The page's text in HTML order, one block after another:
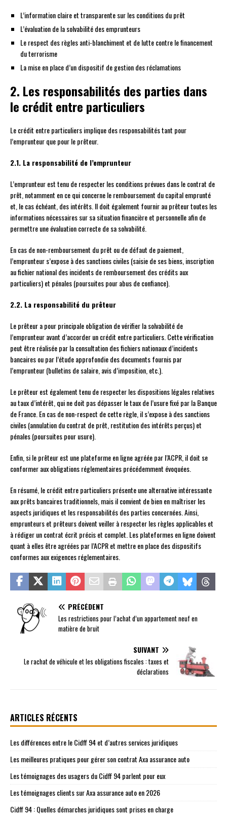
L’information claire et transparente sur les conditions du prêt
L’évaluation de la solvabilité des emprunteurs
Le respect des règles anti-blanchiment et de lutte contre le financement
du terrorisme
La mise en place d’un dispositif de gestion des réclamations
2. Les responsabilités des parties dans
le crédit entre particuliers
Le crédit entre particuliers implique des responsabilités tant pour
l’emprunteur que pour le prêteur.
2.1. La responsabilité de l’emprunteur
L’emprunteur est tenu de respecter les conditions prévues dans le contrat de
prêt, notamment en ce qui concerne le remboursement du capital emprunté
et, le cas échéant, des intérêts. Il doit également fournir au prêteur toutes les
informations nécessaires sur sa situation financière et personnelle afin de
permettre une évaluation correcte de sa solvabilité.
En cas de non-remboursement du prêt ou de défaut de paiement,
l’emprunteur s’expose à des sanctions civiles (saisie de ses biens, inscription
au fichier national des incidents de remboursement des crédits aux
particuliers) et pénales (poursuites pour abus de confiance).
2.2. La responsabilité du prêteur
Le prêteur a pour principale obligation de vérifier la solvabilité de
l’emprunteur avant d’accorder un crédit entre particuliers. Cette vérification
peut être réalisée par la consultation des fichiers nationaux d’incidents
bancaires ou par l’étude approfondie des documents fournis par
l’emprunteur (bulletins de salaire, avis d’imposition, etc.).
Le prêteur est également tenu de respecter les dispositions légales relatives
au taux d’intérêt, qui ne doit pas dépasser le taux de l’usure fixé par la Banque
de France. En cas de non-respect de cette règle, il s’expose à des sanctions
civiles (annulation du contrat de prêt, restitution des intérêts perçus) et
pénales (poursuites pour usure).
Enfin, si le prêteur est une plateforme en ligne agréée par l’ACPR, il doit se
conformer aux obligations réglementaires précédemment évoquées.
En résumé, le crédit entre particuliers présente une alternative intéressante
aux prêts bancaires traditionnels, mais il convient de bien en maîtriser les
aspects juridiques et les responsabilités des parties concernées. Ainsi,
emprunteurs et prêteurs doivent veiller à respecter les règles applicables et
à rédiger un contrat écrit précis et complet. Les plateformes en ligne doivent
quant à elles être agréées par l’ACPR et mettre en place des dispositifs
conformes aux exigences réglementaires.
PRÉCÉDENT
Les restrictions pour l’achat d’un appartement neuf en
matière de bruit
SUIVANT
Le rachat de véhicule et les obligations fiscales : taxes et
déclarations
ARTICLES RÉCENTS
Les différences entre le Cidff 94 et d’autres services juridiques
Les meilleures pratiques pour gérer son contrat Axa assurance auto
Les témoignages des usagers du Cidff 94 parlent pour eux
Les témoignages clients sur Axa assurance auto en 2026
Cidff 94 : Quelles démarches juridiques sont prises en charge